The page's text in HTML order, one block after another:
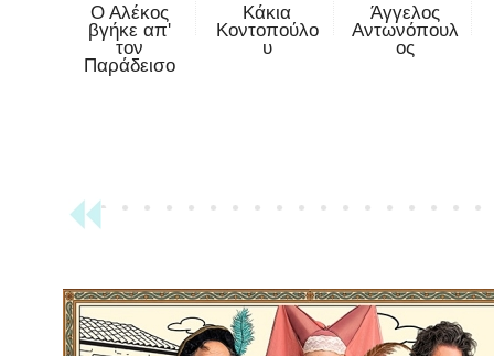
Ο Αλέκος
βγήκε απ'
τον
Παράδεισο
Κάκια
Κοντοπούλο
υ
Άγγελος
Αντωνόπουλ
ος